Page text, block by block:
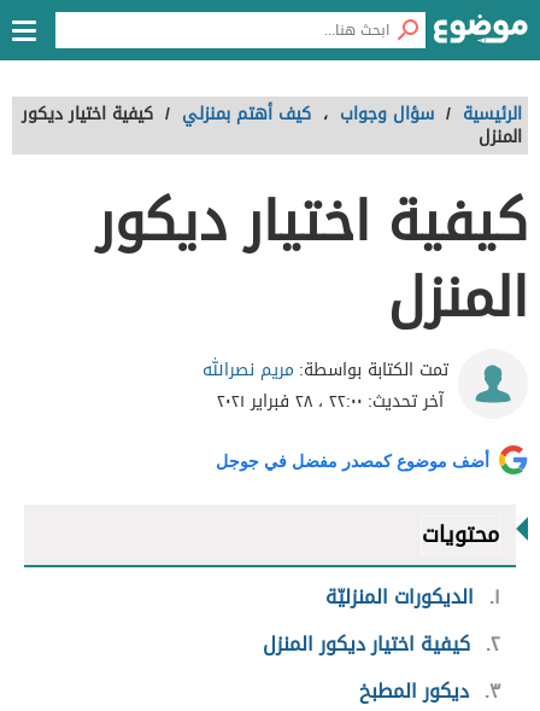
الرئيسية / سؤال وجواب ، كيف أهتم بمنزلي / كيفية اختيار ديكور
المنزل
كيفية اختيار ديكور
المنزل
تمت الكتابة بواسطة: مريم نصرالله
آخر تحديث: ٢٢:٠٠ ، ٢٨ فبراير ٢٠٢١
أضف موضوع كمصدر مفضل في جوجل
محتويات
١
الديكورات المنزليّة
٢ كيفية اختيار ديكور المنزل
٣ ديكور المطبخ